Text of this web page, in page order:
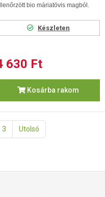
bio máriatövis magból.
Készleten
630 Ft
Kosárba rakom
3 Utolsó